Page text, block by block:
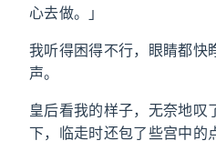
心去做。」
我听得困得不行，眼睛都快
声。
皇后看我的样子，无奈地叹
下，临走时还包了些宫中的